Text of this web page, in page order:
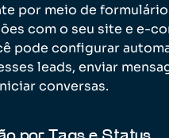
por meio de
com o seu site e e-
pode configurar
leads, enviar
conversas.